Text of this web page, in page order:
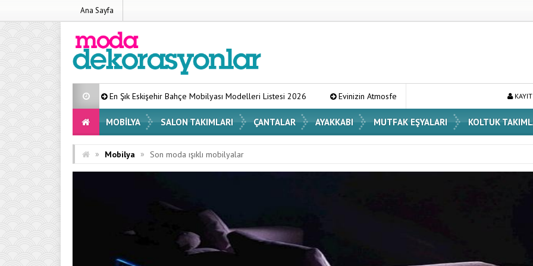
Ana Sayfa
En Şık Eskişehir Bahçe Mobilyası Modelleri Listesi 2026 Evinizin Atmosferini Değiştirecek En Şık Vazo Modelleri ve Dekorasyon
MOBILYA SALON TAKIMLARI ÇANTALAR AYAKKABI MUTFAK EŞYALARI KOLTUK
» Mobilya » Son moda ışıklı mobilyalar